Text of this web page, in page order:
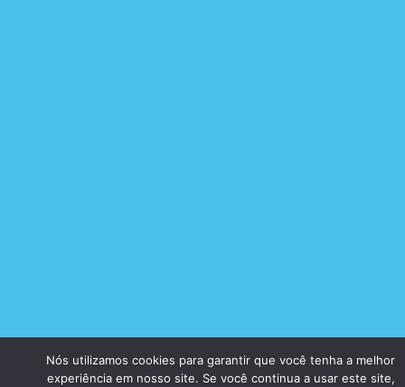
Nós utilizamos cookies para garantir que você tenha a melhor
experiência em nosso site. Se você continua a usar este site,